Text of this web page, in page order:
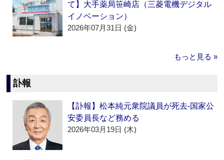
て】大手薬局笹崎店（三菱電機デジタル
イノベーション）
2026年07月31日 (金)
もっと見る »
訃報
【訃報】松本純元衆院議員が死去‐国家公
安委員長など務める
2026年03月19日 (木)